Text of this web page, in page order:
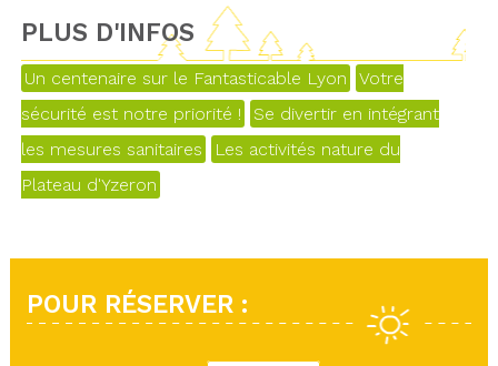
PLUS D'INFOS
Un centenaire sur le Fantasticable Lyon
Votre
sécurité est notre priorité !
Se divertir en intégrant
les mesures sanitaires
Les activités nature du
Plateau d'Yzeron
POUR RÉSERVER :